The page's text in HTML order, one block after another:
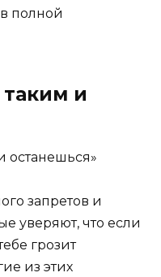
полной
и
запретов и
уверяют, что если
грозит
из этих